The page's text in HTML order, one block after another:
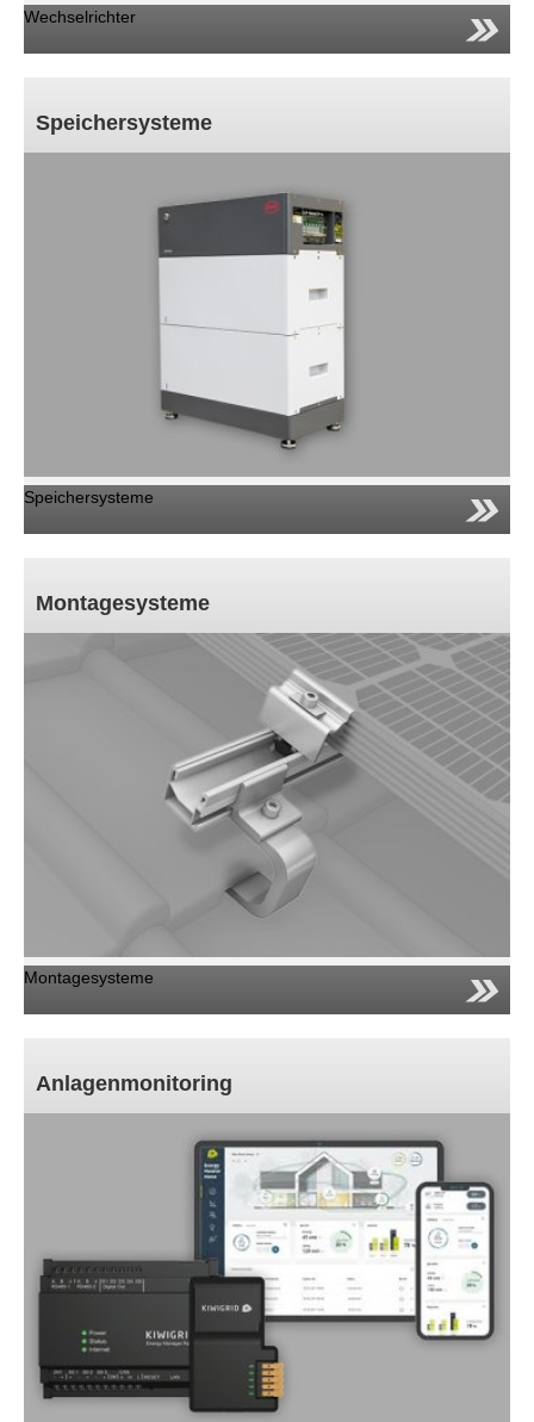
Wechselrichter
Speichersysteme
Speichersysteme
Montagesysteme
Montagesysteme
Anlagenmonitoring